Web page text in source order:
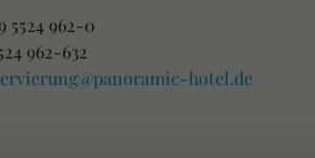
5524 962-0
962-632
hotel.de